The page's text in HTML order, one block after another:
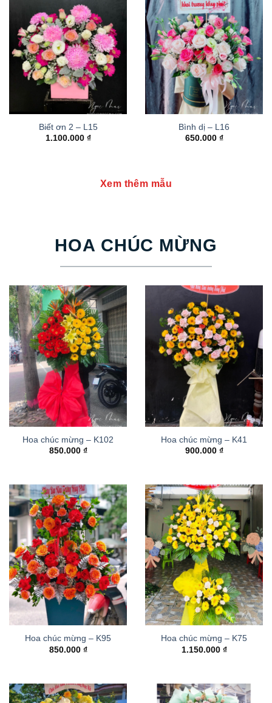
Biết ơn 2 – L15
1.100.000 ₫
Bình dị – L16
650.000 ₫
Xem thêm mẫu
HOA CHÚC MỪNG
Hoa chúc mừng – K102
850.000 ₫
Hoa chúc mừng – K41
900.000 ₫
Hoa chúc mừng – K95
850.000 ₫
Hoa chúc mừng – K75
1.150.000 ₫